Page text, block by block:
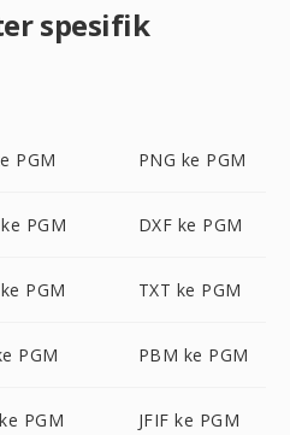
spesifik
PGM PNG ke PGM
ke PGM DXF ke PGM
PGM TXT ke PGM
PGM PBM ke PGM
PGM JFIF ke PGM